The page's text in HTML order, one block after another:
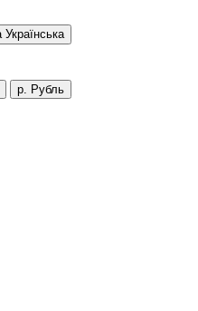
Українська
р. Рубль